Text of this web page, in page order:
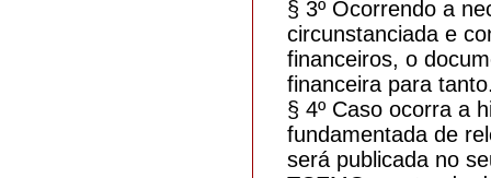
§ 3º Ocorrendo a
circunstanciada e
financeiros, o
financeira para
§ 4º Caso ocorra a
fundamentada de
será publicada no